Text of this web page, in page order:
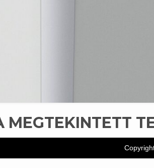
MEGTEKINTETT